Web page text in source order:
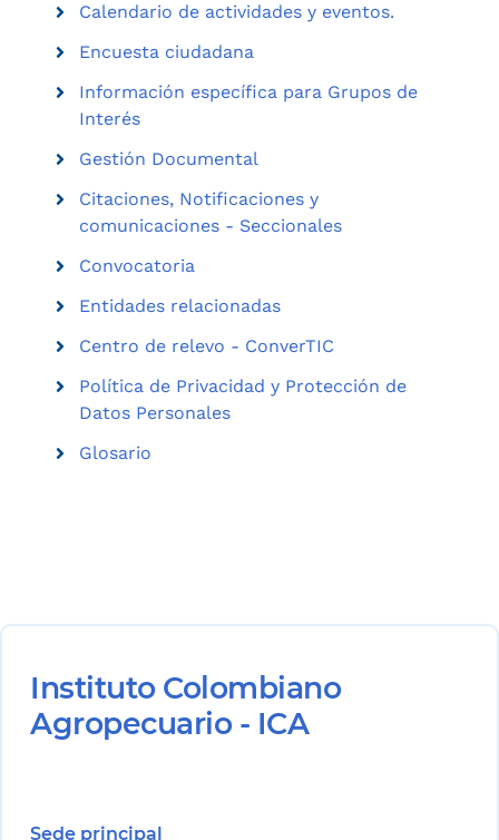
Calendario de actividades y eventos.
Encuesta ciudadana
Información específica para Grupos de
Interés
Gestión Documental
Citaciones, Notificaciones y
comunicaciones - Seccionales
Convocatoria
Entidades relacionadas
Centro de relevo - ConverTIC
Política de Privacidad y Protección de
Datos Personales
Glosario
Instituto Colombiano
Agropecuario - ICA
Sede principal